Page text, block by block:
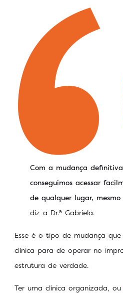
Com a mudança
conseguimos acessar
de qualquer lugar, mesmo
diz a Dr.ᵃ Gabriela.
Esse é o tipo de mudança
clínica para de operar no
estrutura de verdade.
Ter uma clínica organizada, ou